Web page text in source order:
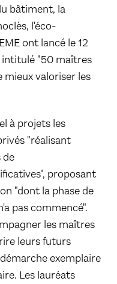
bâtiment, la
l'éco-
ont lancé le 12
"50 maîtres
mieux valoriser les
à projets les
"réalisant
de
proposant
"dont la phase de
pas commencé".
les maîtres
leurs futurs
exemplaire
Les lauréats